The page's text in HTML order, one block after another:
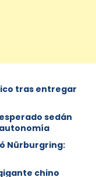
tras entregar
sedán
Nürburgring:
chino